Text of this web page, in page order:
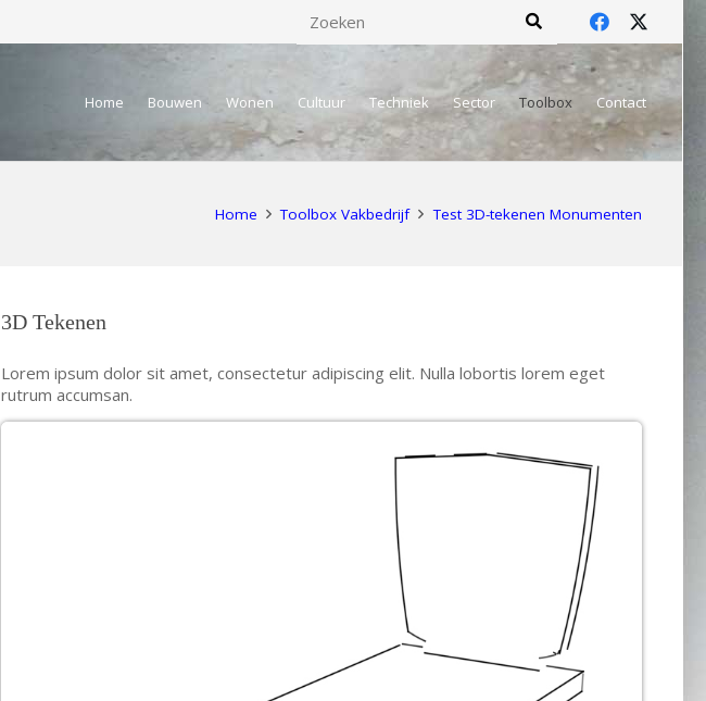
Home Bouwen Wonen Cultuur Techniek Sector Toolbox Contact
Home Toolbox Vakbedrijf Test 3D-tekenen Monumenten
3D Tekenen
Lorem ipsum dolor sit amet, consectetur adipiscing elit. Nulla lobortis lorem eget
rutrum accumsan.